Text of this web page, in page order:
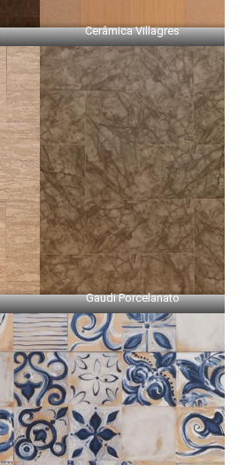
Cerâmica Villagres
Gaudi Porcelanato